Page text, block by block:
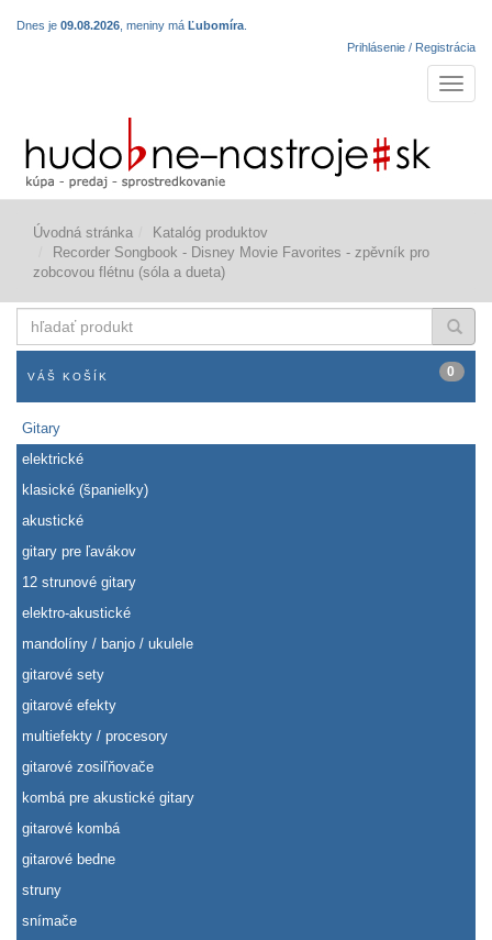
Dnes je 09.08.2026 , meniny má Ľubomíra
Prihlásenie / Registrácia
Úvodná stránka
Katalóg produktov
Recorder Songbook - Disney Movie Favorites - zpěvník pro
zobcovou flétnu (sóla a dueta)
produkt
VÁŠ KOŠÍK 0
Gitary
elektrické
klasické (španielky)
akustické
gitary pre ľavákov
12 strunové gitary
elektro-akustické
mandolíny / banjo / ukulele
gitarové sety
gitarové efekty
multiefekty / procesory
gitarové zosiľňovače
kombá pre akustické gitary
gitarové kombá
gitarové bedne
struny
snímače